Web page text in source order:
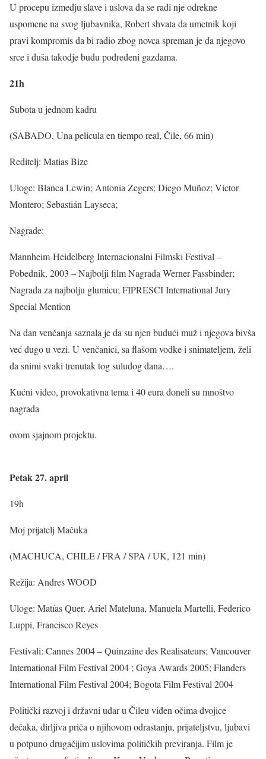
U procepu izmedju slave i uslova da se radi nje odrekne
uspomene na svog ljubavnika, Robert shvata da umetnik koji
pravi kompromis da bi radio zbog novca spreman je da njegovo
srce i duša takodje budu podređeni gazdama.
21h
Subota u jednom kadru
(SABADO, Una pelicula en tiempo real, Čile, 66 min)
Reditelj: Matias Bize
Uloge: Blanca Lewin; Antonia Zegers; Diego Muñoz; Víctor
Montero; Sebastián Layseca;
Nagrade:
Mannheim-Heidelberg Internacionalni Filmski Festival –
Pobednik, 2003 – Najbolji film Nagrada Werner Fassbinder;
Nagrada za najbolju glumicu; FIPRESCI International Jury
Special Mention
Na dan venčanja saznala je da su njen budući muž i njegova bivša
već dugo u vezi. U venčanici, sa flašom vodke i snimateljem, želi
da snimi svaki trenutak tog suludog dana….
Kućni video, provokativna tema i 40 eura doneli su mnoštvo
nagrada
ovom sjajnom projektu.
Petak 27. april
19h
Moj prijatelj Mačuka
(MACHUCA, CHILE / FRA / SPA / UK, 121 min)
Režija: Andres WOOD
Uloge: Matías Quer, Ariel Mateluna, Manuela Martelli, Federico
Luppi, Francisco Reyes
Festivali: Cannes 2004 – Quinzaine des Realisateurs; Vancouver
International Film Festival 2004 ; Goya Awards 2005; Flanders
International Film Festival 2004; Bogota Film Festival 2004
Politički razvoj i državni udar u Čileu viđen očima dvojice
dečaka, dirljiva priča o njihovom odrastanju, prijateljstvu, ljubavi
u potpuno drugačijim uslovima političkih previranja. Film je